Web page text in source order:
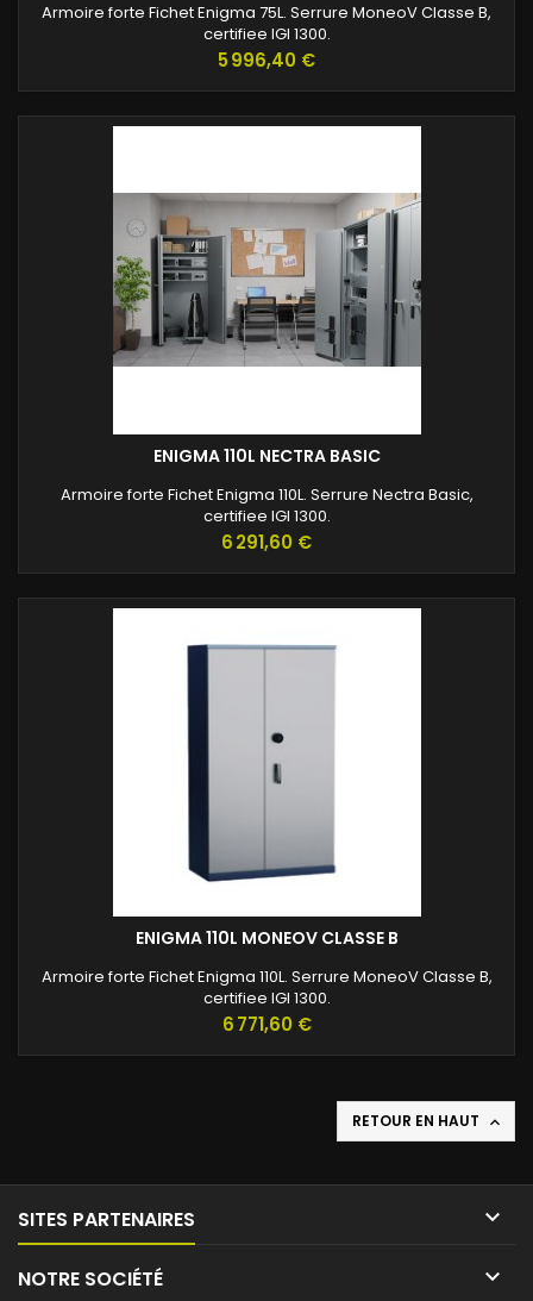
Armoire forte Fichet Enigma 75L. Serrure MoneoV Classe B,
certifiee IGI 1300.
Prix
5 996,40 €
ENIGMA 110L NECTRA BASIC
Armoire forte Fichet Enigma 110L. Serrure Nectra Basic,
certifiee IGI 1300.
Prix
6 291,60 €
ENIGMA 110L MONEOV CLASSE B
Armoire forte Fichet Enigma 110L. Serrure MoneoV Classe B,
certifiee IGI 1300.
Prix
6 771,60 €
RETOUR EN HAUT 
SITES PARTENAIRES 
NOTRE SOCIÉTÉ 